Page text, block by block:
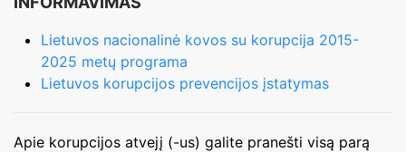
Lietuvos nacionalinė kovos su korupcija 2015-
2025 metų programa
Lietuvos korupcijos prevencijos įstatymas
Apie korupcijos atvejį (-us) galite pranešti visą parą